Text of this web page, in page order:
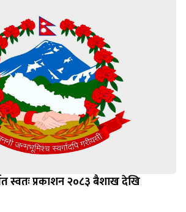
स्वतः प्रकाशन २०८३ बैशाख देखि